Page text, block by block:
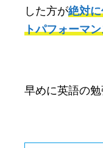
した方が絶対
トパフォーマ
早めに英語の勉